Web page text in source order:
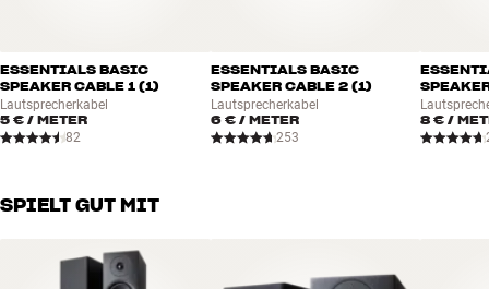
ESSENTIALS BASIC
SPEAKER CABLE 1 (1)
Lautsprecherkabel
5 € / METER
82
ESSENTIALS BASIC
SPEAKER CABLE 2 (1)
Lautsprecherkabel
6 €/ METER
253
8 € /
SPIELT GUT MIT